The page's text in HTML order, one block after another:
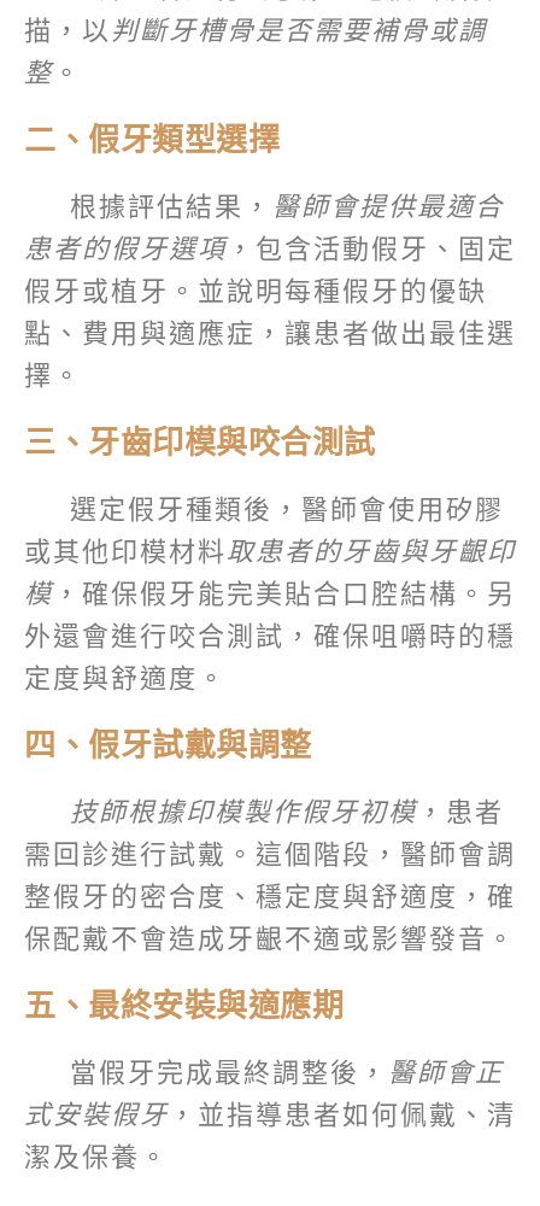
描，以 判斷牙槽骨是否需要補骨或調
整。
二、假牙類型選擇
根據評估結果， 醫師會提供最適合
患者的假牙選項，包含活動假牙、固定
假牙或植牙。並說明每種假牙的優缺
點、費用與適應症，讓患者做出最佳選
擇。
三、牙齒印模與咬合測試
選定假牙種類後，醫師會使用矽膠
或其他印模材料取患者的牙齒與牙齦印
模，確保假牙能完美貼合口腔結構。另
外還會進行咬合測試，確保咀嚼時的穩
定度與舒適度。
四、假牙試戴與調整
技師根據印模製作假牙初模，患者
需回診進行試戴。這個階段，醫師會調
整假牙的密合度、穩定度與舒適度，確
保配戴不會造成牙齦不適或影響發音。
五、最終安裝與適應期
當假牙完成最終調整後， 醫師會正
式安裝假牙 ，並指導患者如何佩戴、清
潔及保養。